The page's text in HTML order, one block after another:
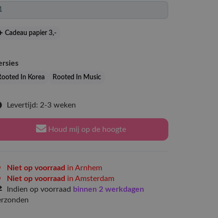
Cadeau papier 3,-
In Korea Rooted In Music
Levertijd: 2-3 weken
Houd mij op de hoogte
Niet op voorraad in Arnhem
Niet op voorraad in Amsterdam
Indien op voorraad binnen 2 werkdagen